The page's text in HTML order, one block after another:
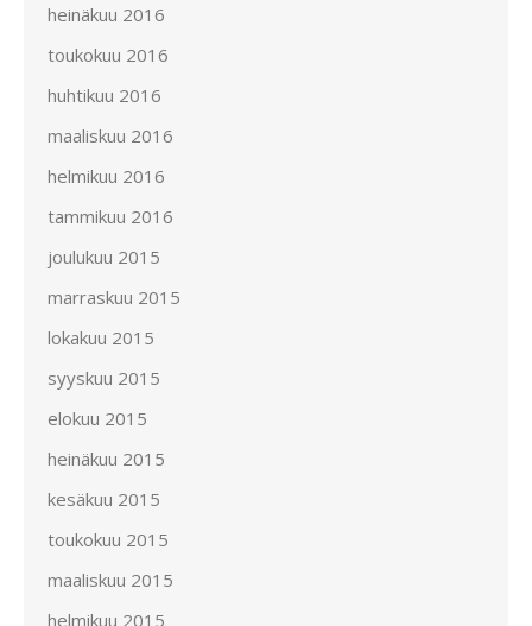
heinäkuu 2016
toukokuu 2016
huhtikuu 2016
maaliskuu 2016
helmikuu 2016
tammikuu 2016
joulukuu 2015
marraskuu 2015
lokakuu 2015
syyskuu 2015
elokuu 2015
heinäkuu 2015
kesäkuu 2015
toukokuu 2015
maaliskuu 2015
helmikuu 2015